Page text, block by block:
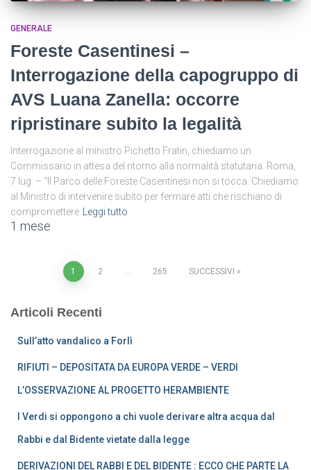
GENERALE
Foreste Casentinesi –
Interrogazione della capogruppo di
AVS Luana Zanella: occorre
ripristinare subito la legalità
Interrogazione al ministro Pichetto Fratin, chiediamo un
Commissario in attesa del ritorno alla normalità statutaria. Roma,
7 lug. – “Il Parco delle Foreste Casentinesi non si tocca. Chiediamo
al Ministro di intervenire subito per fermare atti che rischiano di
compromettere
Leggi tutto
1 mese
Paginazione
degli
articoli
1 2 … 265 SUCCESSIVI
Articoli Recenti
Sull’atto vandalico a Forlì
RIFIUTI – DEPOSITATA DA EUROPA VERDE – VERDI
L’OSSERVAZIONE AL PROGETTO HERAMBIENTE
I Verdi si oppongono a chi vuole derivare altra acqua dal
Rabbi e dal Bidente vietate dalla legge
DERIVAZIONI DEL RABBI E DEL BIDENTE : ECCO CHE PARTE LA